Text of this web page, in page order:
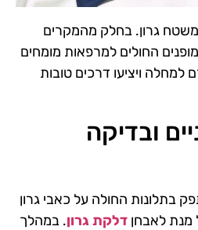
גרון. בחלק מהמקרים
החולים למרפאות מומחים
למחלה ויציעו דרכים טובות
ובדיקה
בתלונות החולה על כאבי גרון
מנת לאבחן דלקת גרון. במהלך